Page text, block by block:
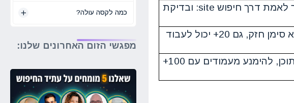
חובה להיות מאונדקס, אפשר לאמת דרך חיפוש site: ובדיקת
מעל 100 ביקורים בחודש הוא סימן חזק, גם 20+ יכול לעבוד
עדיף מתחת ל-30 הפניות בתוכן, להימנע מעמודים עם 100+
כמה לקסה עולה?
מפגשי הזום האחרונים שלנו: